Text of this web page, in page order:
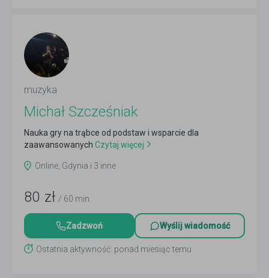
muzyka
Michał Szcześniak
Nauka gry na trąbce od podstaw i wsparcie dla
zaawansowanych Czytaj więcej
Online, Gdynia i 3 inne
80 zł / 60 min
Zadzwoń Wyślij wiadomość
Ostatnia aktywność: ponad miesiąc temu